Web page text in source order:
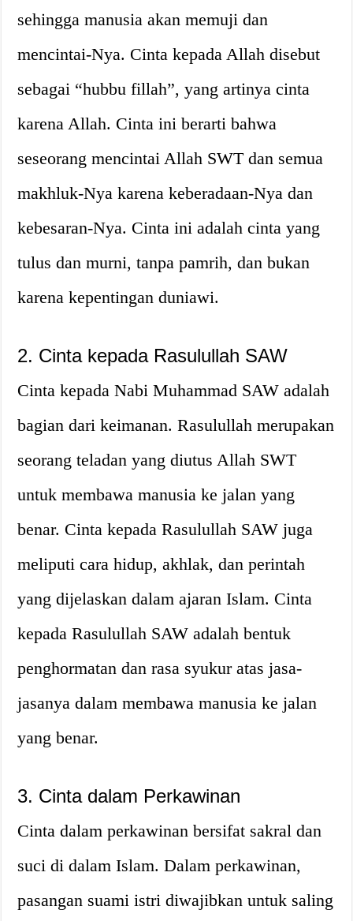
sehingga manusia akan memuji dan
mencintai-Nya. Cinta kepada Allah disebut
sebagai “hubbu fillah”, yang artinya cinta
karena Allah. Cinta ini berarti bahwa
seseorang mencintai Allah SWT dan semua
makhluk-Nya karena keberadaan-Nya dan
kebesaran-Nya. Cinta ini adalah cinta yang
tulus dan murni, tanpa pamrih, dan bukan
karena kepentingan duniawi.
2. Cinta kepada Rasulullah SAW
Cinta kepada Nabi Muhammad SAW adalah
bagian dari keimanan. Rasulullah merupakan
seorang teladan yang diutus Allah SWT
untuk membawa manusia ke jalan yang
benar. Cinta kepada Rasulullah SAW juga
meliputi cara hidup, akhlak, dan perintah
yang dijelaskan dalam ajaran Islam. Cinta
kepada Rasulullah SAW adalah bentuk
penghormatan dan rasa syukur atas jasa-
jasanya dalam membawa manusia ke jalan
yang benar.
3. Cinta dalam Perkawinan
Cinta dalam perkawinan bersifat sakral dan
suci di dalam Islam. Dalam perkawinan,
pasangan suami istri diwajibkan untuk saling